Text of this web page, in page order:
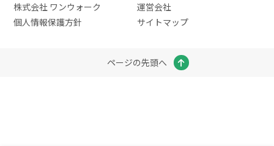
株式会社 ワンウォーク
運営会社
個人情報保護方針
サイトマップ
ページの先頭へ